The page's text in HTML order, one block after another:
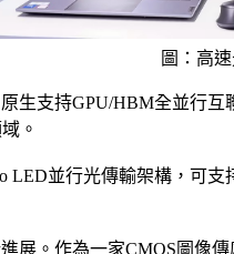
圖：高
生支持GPU/HBM全並行
。
並行光傳輸架構，可
展。作為一家CMOS圖像